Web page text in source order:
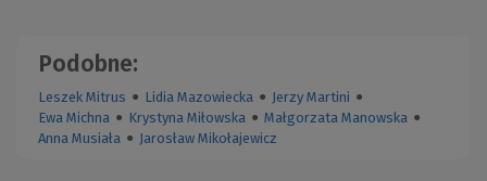
Podobne:
Leszek Mitrus ● Lidia Mazowiecka ● Jerzy Martini ●
Ewa Michna ● Krystyna Miłowska ● Małgorzata Manowska ●
Anna Musiała ● Jarosław Mikołajewicz